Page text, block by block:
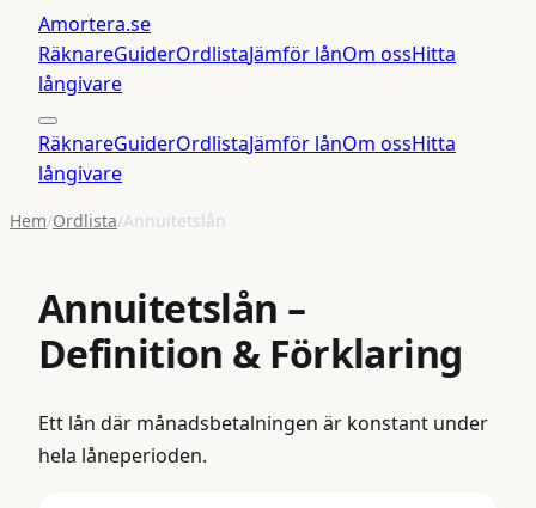
Amortera.se
RäknareGuiderOrdlistaJämför lånOm ossHitta
långivare
RäknareGuiderOrdlistaJämför lånOm ossHitta
långivare
Hem/Ordlista/Annuitetslån
Annuitetslån –
Definition & Förklaring
Ett lån där månadsbetalningen är konstant under
hela låneperioden.